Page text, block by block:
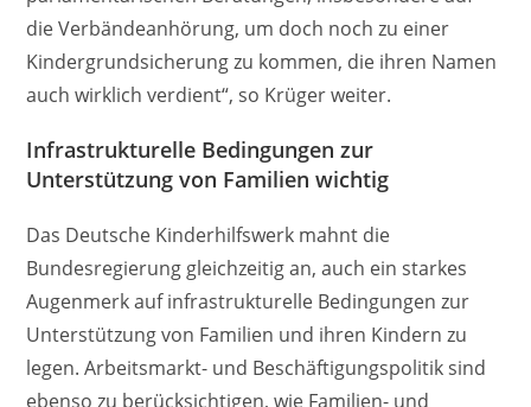
die Verbändeanhörung, um doch noch zu einer
Kindergrundsicherung zu kommen, die ihren Namen
auch wirklich verdient“, so Krüger weiter.
Infrastrukturelle Bedingungen zur
Unterstützung von Familien wichtig
Das Deutsche Kinderhilfswerk mahnt die
Bundesregierung gleichzeitig an, auch ein starkes
Augenmerk auf infrastrukturelle Bedingungen zur
Unterstützung von Familien und ihren Kindern zu
legen. Arbeitsmarkt- und Beschäftigungspolitik sind
ebenso zu berücksichtigen, wie Familien- und